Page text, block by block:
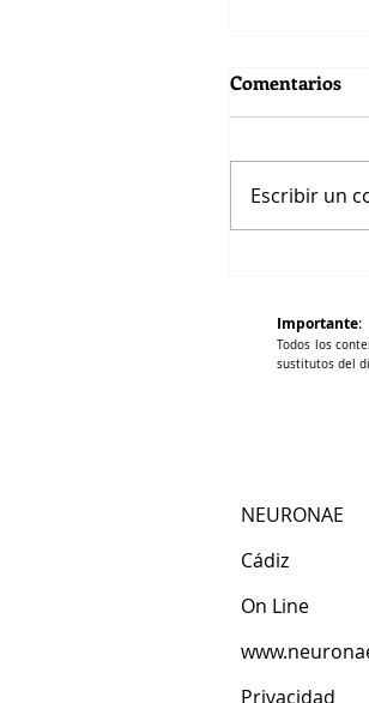
Comentarios
Escribir un
Importante:
Todos los
sustitutos del
NEURONAE
Cádiz​
​On Line
Privacidad